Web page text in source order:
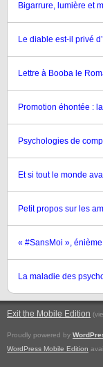
Bigarrure, lumière et
Le diable est-il privé
Lettre à Booba le
Promotion éhontée :
Psychologies de
Et si tout le monde
Petit propos sur les
« #SansMoi »,
La maladie des
Exit the Mobile Edition
Proudly powered by
WordPress Mobile Edition